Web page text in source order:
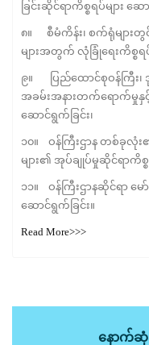
ခြင်းဆိုင်ရာကိစ္စရပ်များ ဆေ
၈။ စီမံကိန်း၊ စက်ရုံများတွင်
များအတွက် လုံခြုံရေးကိစ္စရပ်
၉။ ပြည်ထောင်စုဝန်ကြီး၊
အခမ်းအနားတက်ရောက်မှုနှ
ဆောင်ရွက်ခြင်း၊
၁၀။ ဝန်ကြီးဌာန တစ်ခုလုံး၏
များ၏ အုပ်ချုပ်မှုဆိုင်ရာကိစ္စ
၁၁။ ဝန်ကြီးဌာနဆိုင်ရာ မေ
ဆောင်ရွက်ခြင်း။
Read More>>>
နောက်ဆုံ